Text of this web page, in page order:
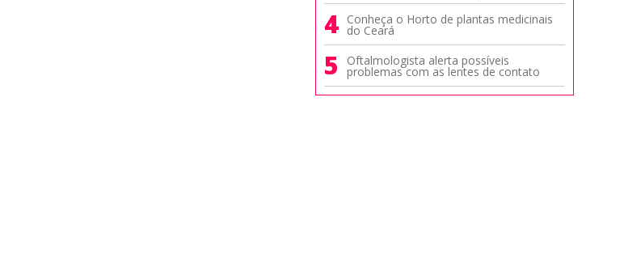
4 Conheça o Horto de plantas medicinais
do Ceará
5 Oftalmologista alerta possíveis
problemas com as lentes de contato